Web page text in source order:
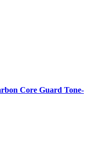
Core Guard Tone-